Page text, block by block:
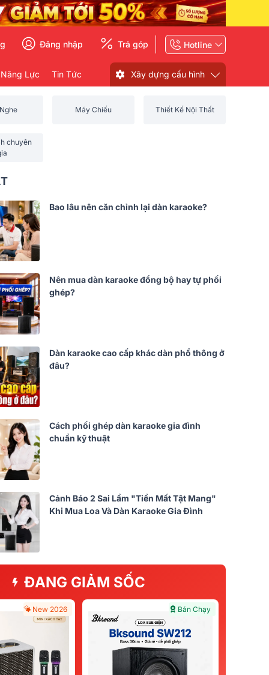
Đăng nhập Trả góp Hotline
Lực Tin Tức Xây dựng cấu hình
Máy Chiếu Thiết Kế Nội Thất
chuyên
Bao lâu nên căn chỉnh lại dàn karaoke?
Nên mua dàn karaoke đồng bộ hay tự phối
ghép?
Dàn karaoke cao cấp khác dàn phổ thông ở
đâu?
Cách phối ghép dàn karaoke gia đình
chuẩn kỹ thuật
Cảnh Báo 2 Sai Lầm "Tiền Mất Tật Mang"
Khi Mua Loa Và Dàn Karaoke Gia Đình
ĐANG GIẢM SỐC
New 2026 Bán Chạy